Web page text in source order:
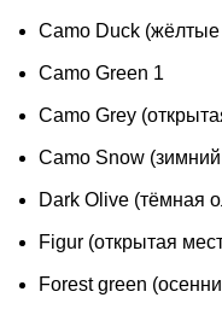
Camo Duck
Camo Green 1
Camo Grey
Camo Snow
Dark Olive (тёмная
Figur (открытая
Forest green